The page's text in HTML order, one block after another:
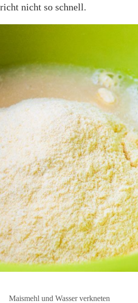
nicht so schnell.
Maismehl und Wasser verkneten